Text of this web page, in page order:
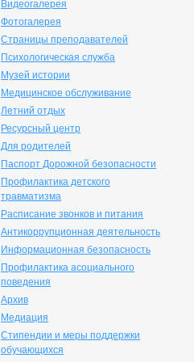
Видеогалерея
Фотогалерея
Страницы преподавателей
Психологическая служба
Музей истории
Медицинское обслуживание
Летний отдых
Ресурсный центр
Для родителей
Паспорт Дорожной безопасности
Профилактика детского
травматизма
Расписание звонков и питания
Антикоррупционная деятельность
Информационная безопасность
Профилактика асоциального
поведения
Архив
Медиация
Стипендии и меры поддержки
обучающихся